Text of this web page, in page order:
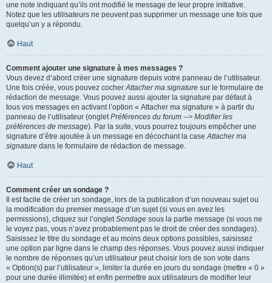
une note indiquant qu’ils ont modifié le message de leur propre initiative.
Notez que les utilisateurs ne peuvent pas supprimer un message une fois que
quelqu’un y a répondu.
Haut
Comment ajouter une signature à mes messages ?
Vous devez d’abord créer une signature depuis votre panneau de l’utilisateur.
Une fois créée, vous pouvez cocherAttacher ma signature sur le formulaire de
rédaction de message. Vous pouvez aussi ajouter la signature par défaut à
tous vos messages en activant l’option « Attacher ma signature » à partir du
panneau de l’utilisateur (ongletPréférences du forum --> Modifier les
préférences de message). Par la suite, vous pourrez toujours empêcher une
signature d’être ajoutée à un message en décochant la caseAttacher ma
signature dans le formulaire de rédaction de message.
Haut
Comment créer un sondage ?
Il est facile de créer un sondage, lors de la publication d’un nouveau sujet ou
la modification du premier message d’un sujet (si vous en avez les
permissions), cliquez sur l’ongletSondage sous la partie message (si vous ne
le voyez pas, vous n’avez probablement pas le droit de créer des sondages).
Saisissez le titre du sondage et au moins deux options possibles, saisissez
une option par ligne dans le champ des réponses. Vous pouvez aussi indiquer
le nombre de réponses qu’un utilisateur peut choisir lors de son vote dans
« Option(s) par l’utilisateur », limiter la durée en jours du sondage (mettre « 0 »
pour une durée illimitée) et enfin permettre aux utilisateurs de modifier leur